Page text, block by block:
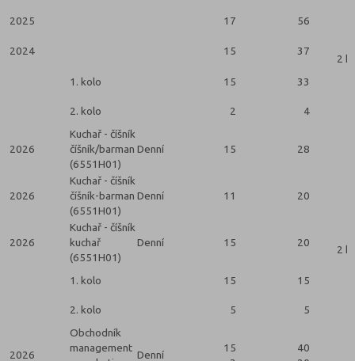
2025 17 56
2024 15 37
2
1. kolo
15 33
2. kolo 2 4
2026
Kuchař - číšník
číšník/barman
(6551H01)
Denní 15 28
2026
Kuchař - číšník
číšník-barman
(6551H01)
Denní 11 20
2026
Kuchař - číšník
kuchař
(6551H01)
Denní 15 20
2
1. kolo 15 15
2. kolo 5 5
2026
Obchodník
management
Denní
15
40